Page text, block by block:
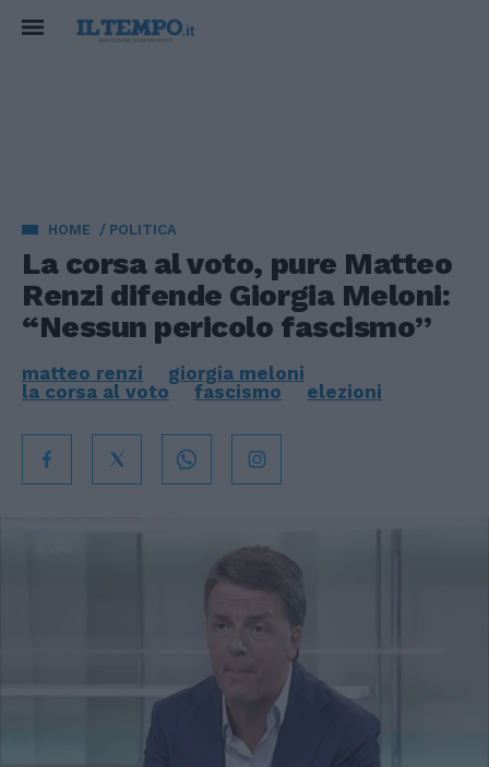
HOME POLITICA
La corsa al voto, pure Matteo
Renzi difende Giorgia Meloni:
“Nessun pericolo fascismo”
matteo renzi
giorgia meloni
la corsa al voto
fascismo elezioni